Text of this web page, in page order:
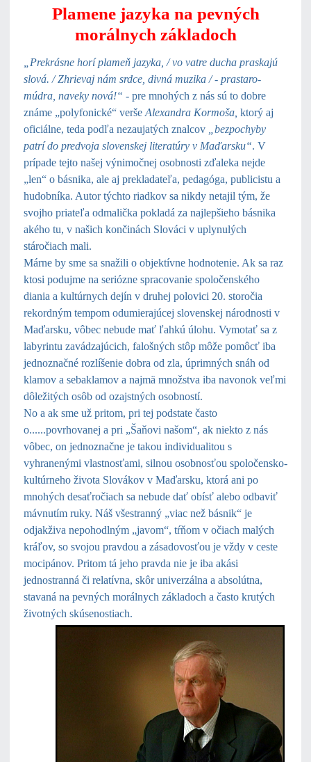
Plamene jazyka na pevných
morálnych základoch
„Prekrásne horí plameň jazyka, / vo vatre ducha praskajú
slová. / Zhrievaj nám srdce, divná muzika / - prastaro-
múdra, naveky nová!“ - pre mnohých z nás sú to dobre
známe „polyfonické“ verše Alexandra Kormoša ktorý aj
oficiálne, teda podľa nezaujatých znalcov
„bezpochyby
patrí do predvoja slovenskej literatúry v Maďarsku“. V
prípade tejto našej výnimočnej osobnosti zďaleka nejde
„len“ o básnika, ale aj prekladateľa, pedagóga, publicistu a
hudobníka. Autor týchto riadkov sa nikdy netajil tým, že
svojho priateľa odmalička pokladá za najlepšieho básnika
akého tu, v našich končinách Slováci v uplynulých
stáročiach mali.
Márne by sme sa snažili o objektívne hodnotenie. Ak sa raz
ktosi podujme na seriózne spracovanie spoločenského
diania a kultúrnych dejín v druhej polovici 20. storočia
rekordným tempom odumierajúcej slovenskej národnosti v
Maďarsku, vôbec nebude mať ľahkú úlohu. Vymotať sa z
labyrintu zavádzajúcich, falošných stôp môže pomôcť iba
jednoznačné rozlíšenie dobra od zla, úprimných snáh od
klamov a sebaklamov a najmä množstva iba navonok veľmi
dôležitých osôb od ozajstných osobností.
No a ak sme už pritom, pri tej podstate často
o......povrhovanej a pri „Šaňovi našom“, ak niekto z nás
vôbec, on jednoznačne je takou individualitou s
vyhranenými vlastnosťami, silnou osobnosťou spoločensko-
kultúrneho života Slovákov v Maďarsku, ktorá ani po
mnohých desaťročiach sa nebude dať obísť alebo odbaviť
mávnutím ruky. Náš všestranný „viac než básnik“ je
odjakživa nepohodlným „javom“, tŕňom v očiach malých
kráľov, so svojou pravdou a zásadovosťou je vždy v ceste
mocipánov. Pritom tá jeho pravda nie je iba akási
jednostranná či relatívna, skôr univerzálna a absolútna,
stavaná na pevných morálnych základoch a často krutých
životných skúsenostiach.